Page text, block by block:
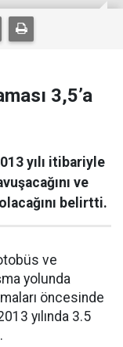
3,5’a
yılı itibariyle
ve
belirtti.
ve
yolunda
öncesinde
yılında 3.5